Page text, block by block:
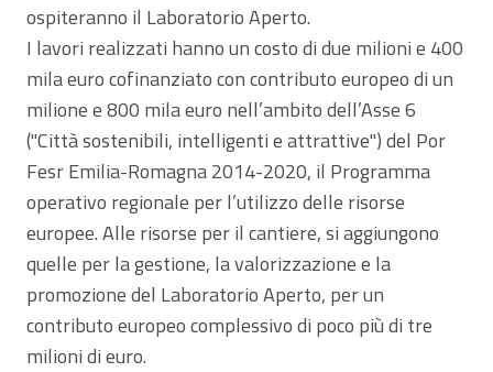
ospiteranno il Laboratorio Aperto.
I lavori realizzati hanno un costo di due milioni e 400
mila euro cofinanziato con contributo europeo di un
milione e 800 mila euro nell’ambito dell’Asse 6
("Città sostenibili, intelligenti e attrattive") del Por
Fesr Emilia-Romagna 2014-2020, il Programma
operativo regionale per l’utilizzo delle risorse
europee. Alle risorse per il cantiere, si aggiungono
quelle per la gestione, la valorizzazione e la
promozione del Laboratorio Aperto, per un
contributo europeo complessivo di poco più di tre
milioni di euro.